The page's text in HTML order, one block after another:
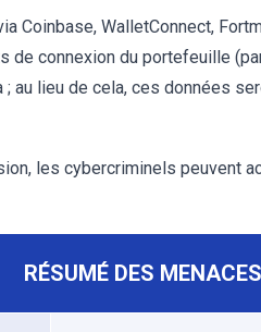
Coinbase, WalletConnect,
de connexion du portefeuille
; au lieu de cela, ces données
les cybercriminels peuvent
RÉSUMÉ DES